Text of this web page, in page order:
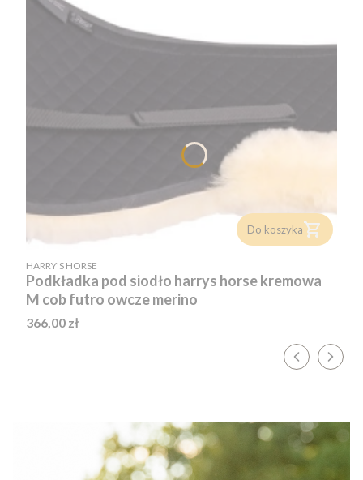
Do koszyka
PRODUCENT
HARRY'S HORSE
Podkładka pod siodło harrys horse kremowa
M cob futro owcze merino
Cena
366,00 zł